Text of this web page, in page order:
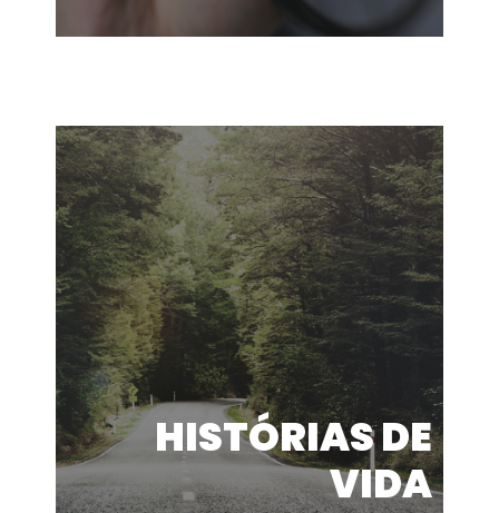
HISTÓRIAS DE
VIDA